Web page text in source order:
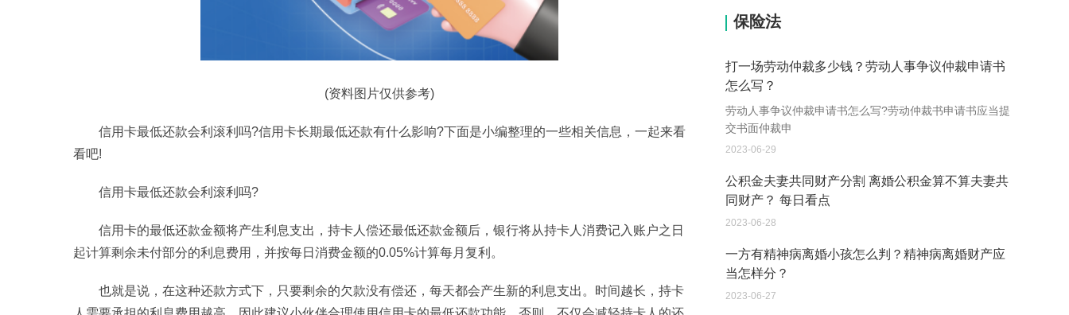
(资料图片仅供参考)
信用卡最低还款会利滚利吗?信用卡长期最低还款有什么影响?下面是小编整理的一些相关信息，一起来看
看吧!
信用卡最低还款会利滚利吗?
信用卡的最低还款金额将产生利息支出，持卡人偿还最低还款金额后，银行将从持卡人消费记入账户之日
起计算剩余未付部分的利息费用，并按每日消费金额的0.05%计算每月复利。
也就是说，在这种还款方式下，只要剩余的欠款没有偿还，每天都会产生新的利息支出。时间越长，持卡
保险法
打一场劳动仲裁多少钱？劳动人事争议仲裁申请书
怎么写？
劳动人事争议仲裁申请书怎么写?劳动仲裁书申请书应当提
交书面仲裁申
2023-06-29
公积金夫妻共同财产分割 离婚公积金算不算夫妻共
同财产？ 每日看点
2023-06-28
一方有精神病离婚小孩怎么判？精神病离婚财产应
当怎样分？
2023-06-27